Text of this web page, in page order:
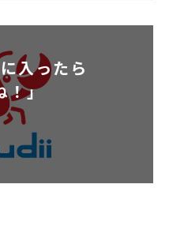
入ったら
！」